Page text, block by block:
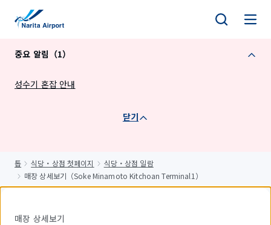
중요 알림（1）
성수기 혼잡 안내
닫기
톱 식당・상점 첫페이지
식당・상점 일람
매장 상세보기（Soke Minamoto Kitchoan Terminal1）
매장 상세보기